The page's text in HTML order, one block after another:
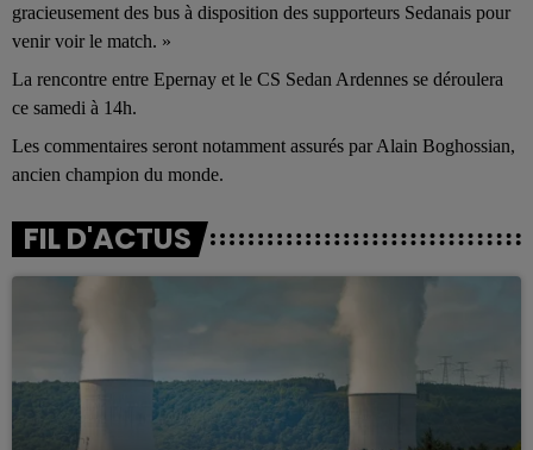
gracieusement des bus à disposition des supporteurs Sedanais pour
venir voir le match. »
La rencontre entre Epernay et le CS Sedan Ardennes se déroulera
ce samedi à 14h.
Les commentaires seront notamment assurés par Alain Boghossian,
ancien champion du monde.
FIL D'ACTUS